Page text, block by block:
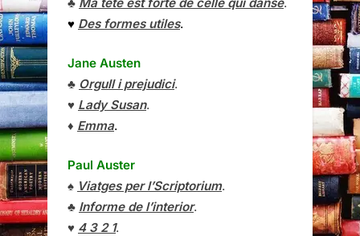
♥ Des formes utiles.
Jane Austen
♣ Orgull i prejudici.
♥ Lady Susan.
♦ Emma.
Paul Auster
♠ Viatges per l’Scriptorium.
♣ Informe de l’interior.
♥ 4 3 2 1.